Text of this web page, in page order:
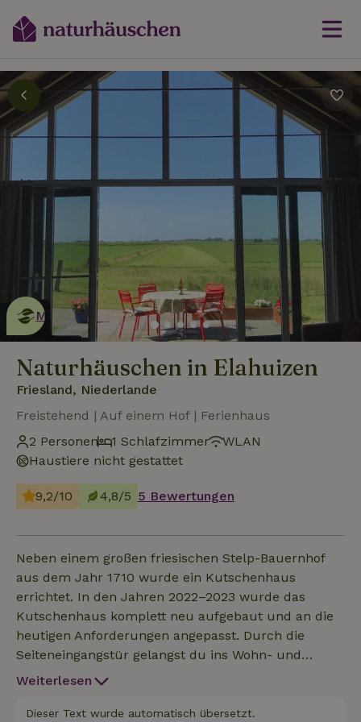
Dies ist ein
umweltschonendes
Naturhäuschen
Mehr erfahren
Naturhäuschen in Elahuizen
Friesland, Niederlande
Freistehend | Auf einem Hof | Ferienhaus
2 Personen
1 Schlafzimmer
WLAN
Haustiere nicht gestattet
9,2/10 4,8/5 5 Bewertungen
Neben einem großen friesischen Stelp-Bauernhof
aus dem Jahr 1710 wurde ein Kutschenhaus
errichtet. In den Jahren 2022–2023 wurde das
Kutschenhaus komplett neu aufgebaut und an die
heutigen Anforderungen angepasst. Durch die
Seiteneingangstür gelangst du ins Wohn- und
Esszimmer, wo dir sofort der fantastische Blick über
Dorf Elahuizen ins Auge fällt. Im Wohn-Esszimmer
Weiterlesen
Dieser Text wurde automatisch übersetzt.